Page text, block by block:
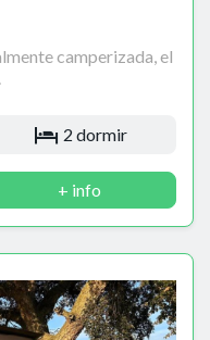
camperizada, el
2 dormir
+ info